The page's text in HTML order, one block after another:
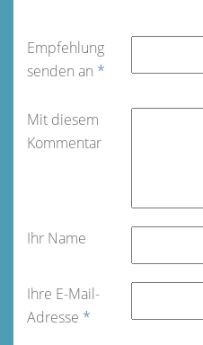
Empfehlung
senden an *
Mit diesem
Kommentar
Ihr Name
Ihre E-Mail-
Adresse *